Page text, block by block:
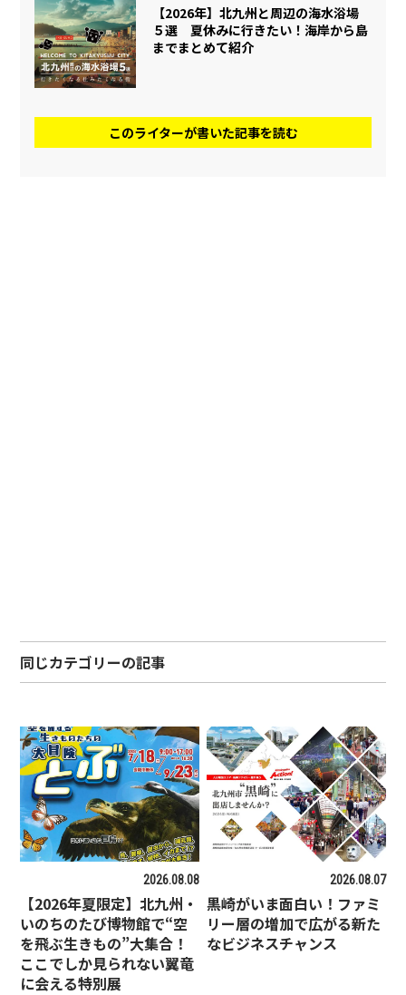
【2026年】北九州と周辺の海水浴場
５選 夏休みに行きたい！海岸から島
までまとめて紹介
このライターが書いた記事を読む
同じカテゴリーの記事
2026.08.08
【2026年夏限定】北九州・
いのちのたび博物館で“空
を飛ぶ生きもの”大集合！
ここでしか見られない翼竜
に会える特別展
2026.08.07
黒崎がいま面白い！ファミ
リー層の増加で広がる新た
なビジネスチャンス